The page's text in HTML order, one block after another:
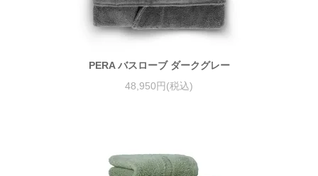
PERA バスローブ ダークグレー
48,950円(税込)